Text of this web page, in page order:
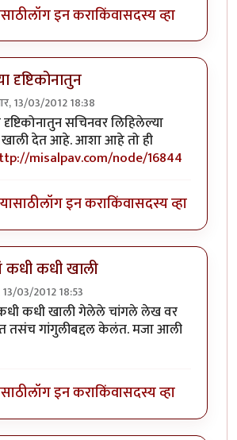
लॉग इन कराकिंवासदस्य व्हा
दृष्टिकोनातुन
13/03/2012 18:38
मस्त लेख अमोल केळकर ( अवांतर
सचिनवर लिहिलेल्या
देत आहे. आशा आहे तो ही
misalpav.com/node/16844
लॉग इन कराकिंवासदस्य व्हा
कधी कधी खाली
03/2012 18:53
कधी खाली गेलेले चांगले लेख वर
तसंच गांगुलीबद्दल केलंत. मजा आली
लॉग इन कराकिंवासदस्य व्हा